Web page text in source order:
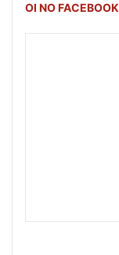
OI NO FACEBOOK